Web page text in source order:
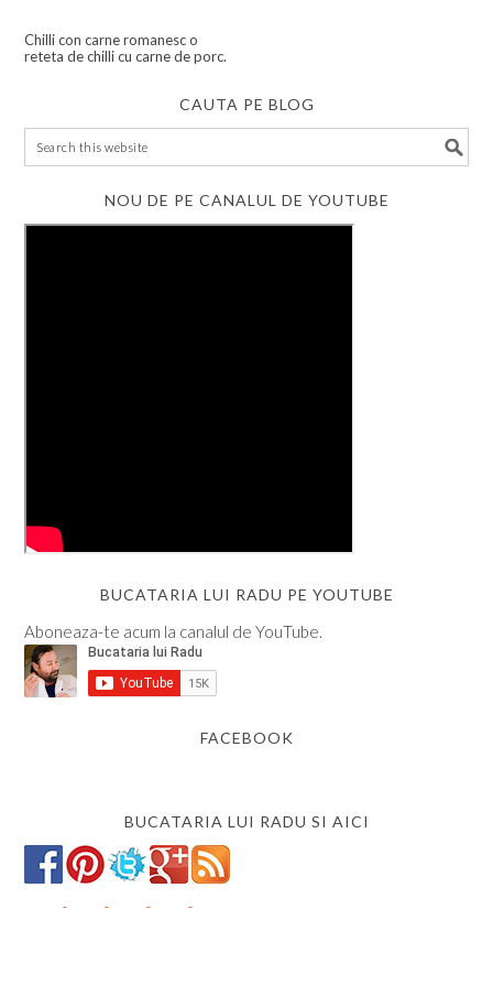
Chilli con carne romanesc o
reteta de chilli cu carne de porc.
CAUTA PE BLOG
NOU DE PE CANALUL DE YOUTUBE
BUCATARIA LUI RADU PE YOUTUBE
Aboneaza-te acum la canalul de YouTube.
FACEBOOK
BUCATARIA LUI RADU SI AICI